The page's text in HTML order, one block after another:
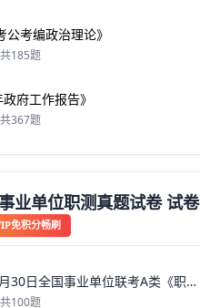
公考编政治理论》
共185题
政府工作报告》
共367题
业单位职测真题试卷 试卷
免积分畅刷
2024年3月30日全国事业单位联考A类《职业能力倾向测验》真题试卷及答案【含解析】（黑龙江/上海/辽宁/云南/海南/贵州/广西/重庆/天津/江西/山西/湖北/吉林/青海/宁夏/新疆/陕西/四川/安徽/湖南）
共100题